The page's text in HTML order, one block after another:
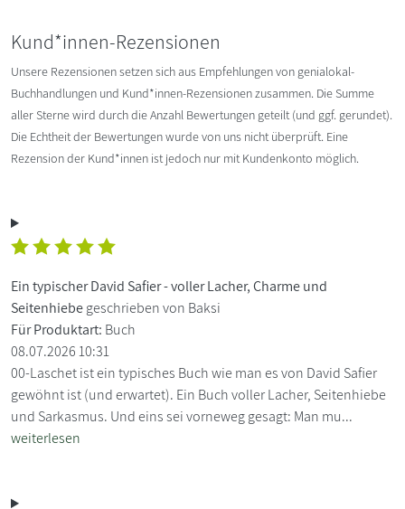
Kund*innen-Rezensionen
Unsere Rezensionen setzen sich aus Empfehlungen von genialokal-
Buchhandlungen und Kund*innen-Rezensionen zusammen. Die Summe
aller Sterne wird durch die Anzahl Bewertungen geteilt (und ggf. gerundet).
Die Echtheit der Bewertungen wurde von uns nicht überprüft. Eine
Rezension der Kund*innen ist jedoch nur mit Kundenkonto möglich.
Ein typischer David Safier - voller Lacher, Charme und
Seitenhiebegeschrieben von Baksi
Für Produktart: Buch
08.07.2026 10:31
00-Laschet ist ein typisches Buch wie man es von David Safier
gewöhnt ist (und erwartet). Ein Buch voller Lacher, Seitenhiebe
und Sarkasmus. Und eins sei vorneweg gesagt: Man mu...
weiterlesen